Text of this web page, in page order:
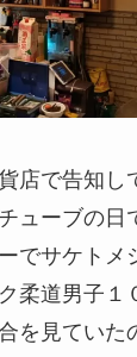
店で告知し
ューブの日
でサケトメ
柔道男子１
を見ていた